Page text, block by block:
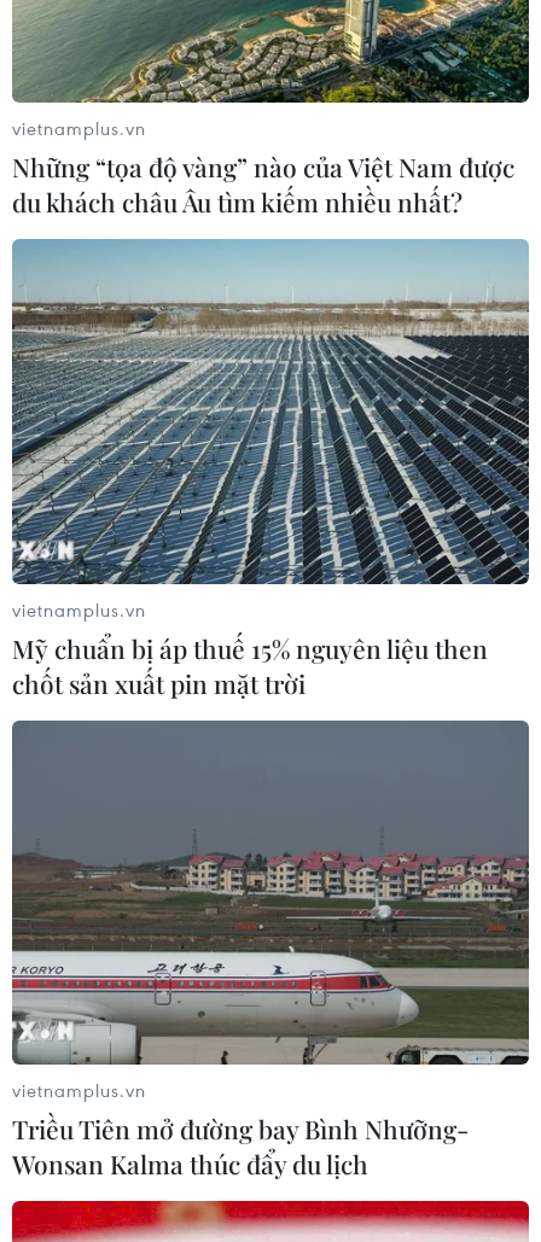
vietnamplus.vn
Những “tọa độ vàng” nào của Việt Nam được
du khách châu Âu tìm kiếm nhiều nhất?
vietnamplus.vn
Mỹ chuẩn bị áp thuế 15% nguyên liệu then
chốt sản xuất pin mặt trời
vietnamplus.vn
Triều Tiên mở đường bay Bình Nhưỡng-
Wonsan Kalma thúc đẩy du lịch